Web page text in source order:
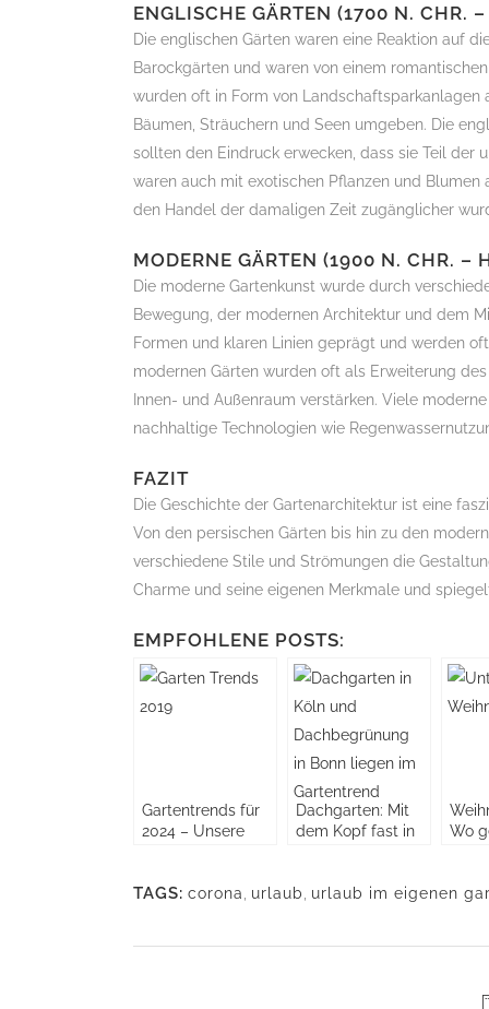
ENGLISCHE GÄRTEN (1700 N. CHR.
Die englischen Gärten waren eine Reaktion auf
Barockgärten und waren von einem
wurden oft in Form von
Bäumen, Sträuchern und Seen umgeben. Die
sollten den Eindruck erwecken, dass sie Teil der
waren auch mit exotischen Pflanzen und
den Handel der damaligen Zeit zugänglicher
MODERNE GÄRTEN (1900 N. CHR. –
Die moderne Gartenkunst wurde durch
Bewegung, der modernen Architektur und dem
Formen und klaren Linien geprägt und werden
modernen Gärten wurden oft als Erweiterung
Innen- und Außenraum verstärken. Viele
nachhaltige Technologien wie
FAZIT
Die Geschichte der Gartenarchitektur ist eine
Von den persischen Gärten bis hin zu den
verschiedene Stile und Strömungen die
Charme und seine eigenen Merkmale und
EMPFOHLENE POSTS:
Gartentrends für
2024 – Unsere
Dachgarten: Mit
dem Kopf fast in
und
Wo
TAGS: corona urlaub urlaub im eigenen